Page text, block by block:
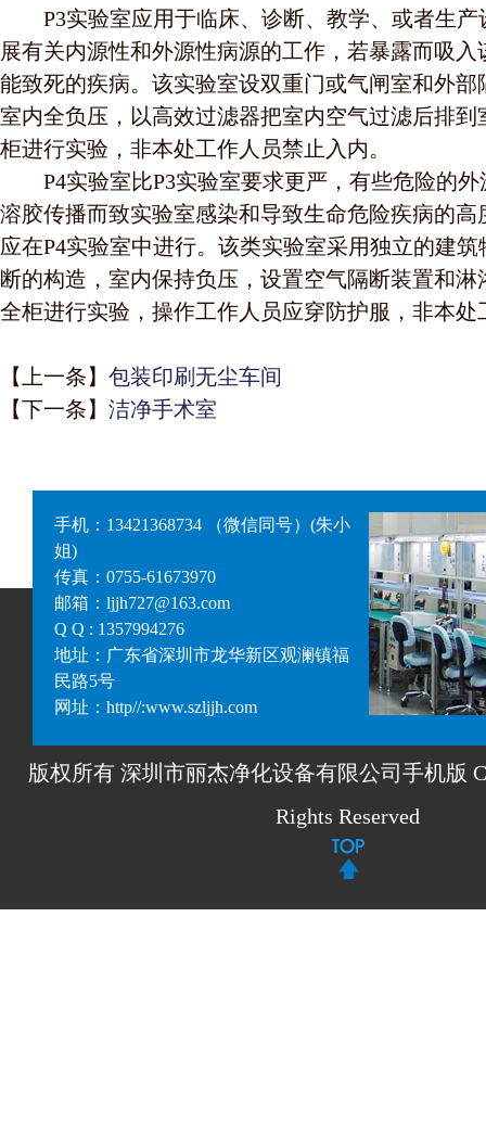
P3实验室应用于临床、诊断、教学、或者生产
展有关内源性和外源性病源的工作，若暴露而吸
能致死的疾病。该实验室设双重门或气闸室和外
室内全负压，以高效过滤器把室内空气过滤后排
柜进行实验，非本处工作人员禁止入内。
P4实验室比P3实验室要求更严，有些危险的外
溶胶传播而致实验室感染和导致生命危险疾病的
应在P4实验室中进行。该类实验室采用独立的建
断的构造，室内保持负压，设置空气隔断装置和
全柜进行实验，操作工作人员应穿防护服，非本处
【上一条】 包装印刷无尘车间
【下一条】 洁净手术室
手机：13421368734 （微信同号）(朱小
姐)
传真：0755-61673970
邮箱：ljjh727@163.com
Q Q : 1357994276
地址：广东省深圳市龙华新区观澜镇福
民路5号
网址：http//:www.szljjh.com
版权所有 深圳市丽杰净化设备有限公司手机版
Rights Reserved